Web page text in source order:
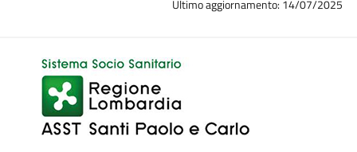
Ultimo aggiornamento: 14/07/2025